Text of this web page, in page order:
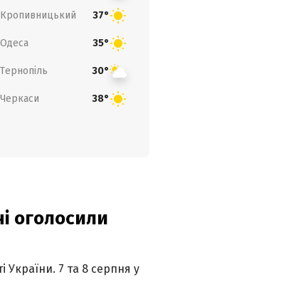
Кропивницький 37°
Одеса 35°
Тернопіль 30°
Черкаси 38°
оголосили
України. 7 та 8 серпня у